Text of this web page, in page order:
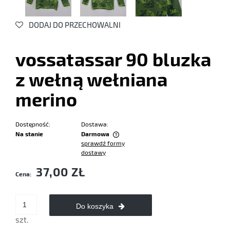
DODAJ DO PRZECHOWALNI
vossatassar 90 bluzka
z wełną wełniana
merino
Dostępność:
Na stanie
Dostawa:
Darmowa
Cena nie zawiera ewentualnych kosztów płatności
sprawdź formy
dostawy
Cena: 37,00 ZŁ
szt.
Do koszyka